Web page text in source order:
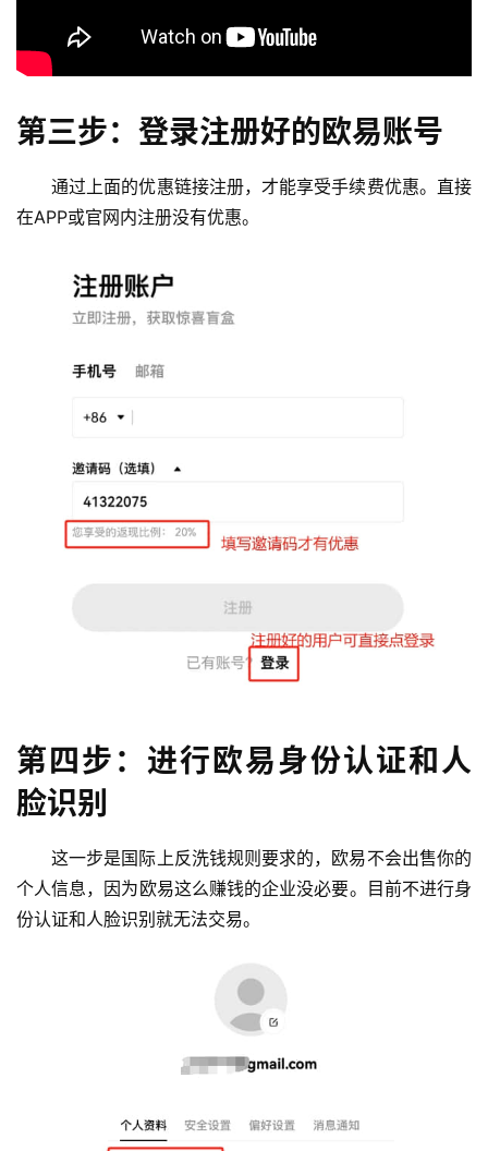
第三步：登录注册好的欧易账号
通过上面的优惠链接注册，才能享受手续费优惠。直接
在APP或官网内注册没有优惠。
第四步：进行欧易身份认证和人
脸识别
这一步是国际上反洗钱规则要求的，欧易不会出售你的
个人信息，因为欧易这么赚钱的企业没必要。目前不进行身
份认证和人脸识别就无法交易。